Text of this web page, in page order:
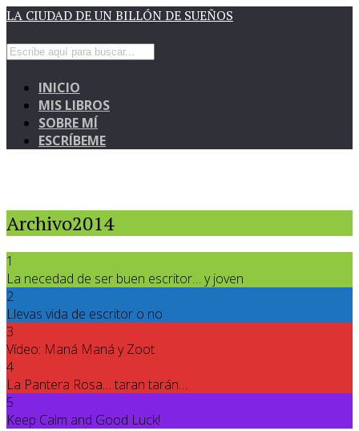
LA CIUDAD DE UN BILLÓN DE SUEÑOS
INICIO
MIS LIBROS
SOBRE MÍ
ESCRÍBEME
Archivo2014
1
La necedad de ser buen escritor… y joven
2
Llevas vida de escritor o no
3
Vídeo: Maná Maná y Zoot
4
La Pantera Rosa… taran tarán…
5
Keep Calm and Good Luck!